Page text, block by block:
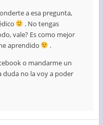
a esa pregunta,
. No tengas
vale? Es como mejor
aprendido
.
o mandarme un
duda no la voy a poder